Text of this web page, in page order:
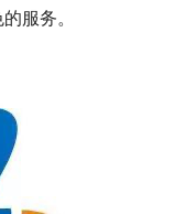
服务。